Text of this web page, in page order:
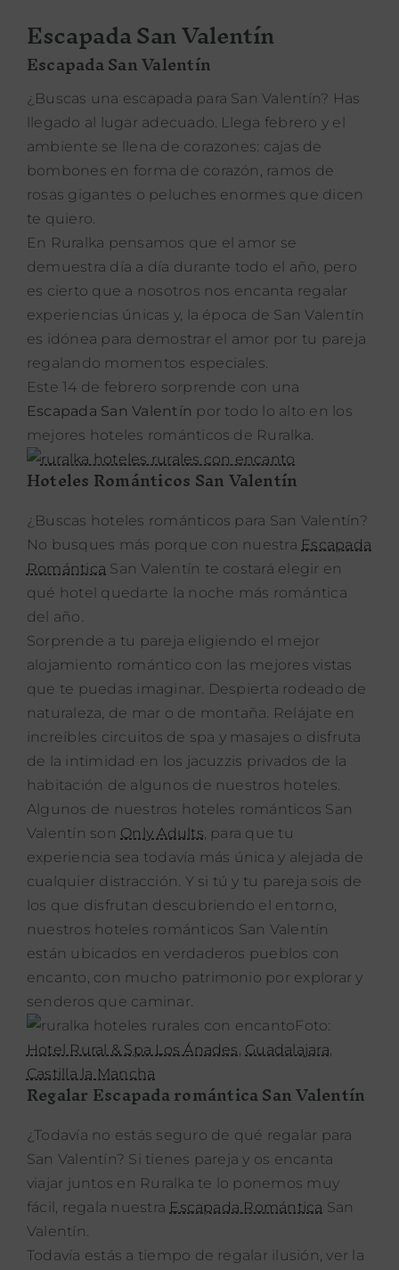
PROPÓSITO
ÁREA HOTELES
Buscar:
Escapada San Valentín
Escapada San Valentín
¿Buscas una escapada para San Valentín? Has
llegado al lugar adecuado. Llega febrero y el
ambiente se llena de corazones: cajas de
bombones en forma de corazón, ramos de
rosas gigantes o peluches enormes que dicen
te quiero.
En Ruralka pensamos que el amor se
demuestra día a día durante todo el año, pero
es cierto que a nosotros nos encanta regalar
experiencias únicas y, la época de San Valentín
es idónea para demostrar el amor por tu pareja
regalando momentos especiales.
Este 14 de febrero sorprende con una
Escapada San Valentín por todo lo alto en los
mejores hoteles románticos de Ruralka.
Hoteles Románticos San Valentín
¿Buscas hoteles románticos para San Valentín?
No busques más porque con nuestra Escapada
Romántica San Valentín te costará elegir en
qué hotel quedarte la noche más romántica
del año.
Sorprende a tu pareja eligiendo el mejor
alojamiento romántico con las mejores vistas
que te puedas imaginar. Despierta rodeado de
naturaleza, de mar o de montaña. Relájate en
increíbles circuitos de spa y masajes o disfruta
de la intimidad en los jacuzzis privados de la
habitación de algunos de nuestros hoteles.
Algunos de nuestros hoteles románticos San
Valentín son Only Adults, para que tu
experiencia sea todavía más única y alejada de
cualquier distracción. Y si tú y tu pareja sois de
los que disfrutan descubriendo el entorno,
nuestros hoteles románticos San Valentín
están ubicados en verdaderos pueblos con
encanto, con mucho patrimonio por explorar y
senderos que caminar.
Foto:
Hotel Rural & Spa Los Ánades, Guadalajara,
Castilla la Mancha
Regalar Escapada romántica San Valentín
¿Todavía no estás seguro de qué regalar para
San Valentín? Si tienes pareja y os encanta
viajar juntos en Ruralka te lo ponemos muy
fácil, regala nuestra Escapada Romántica San
Valentín.
Todavía estás a tiempo de regalar ilusión, ver la